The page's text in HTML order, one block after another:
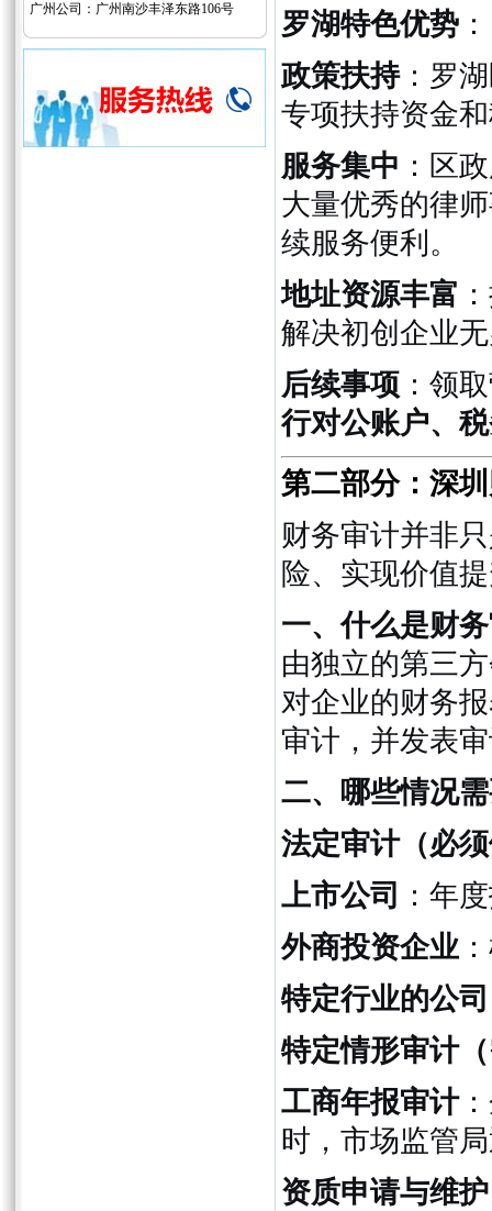
广州公司：广州南沙丰泽东路106号
罗湖特色优势：
政策扶持：罗
专项扶持资金
服务集中 ：区
大量优秀的律
续服务便利。
地址资源丰富
解决初创企业
后续事项：领
行对公账户、
第二部分：深
财务审计并非
险、实现价值
一、什么是财
由独立的第三
对企业的财务
审计，并发表
二、哪些情况
法定审计（必
上市公司 ：年
外商投资企业
特定行业的公司
特定情形审计
工商年报审计
时，市场监管
资质申请与维护